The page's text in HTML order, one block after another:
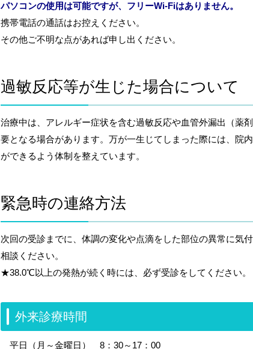
パソコンの使用は可能ですが、フリーWi-Fiはありません。
携帯電話の通話はお控えください。
その他ご不明な点があれば申し出ください。
過敏反応等が生じた場合について
治療中は、アレルギー症状を含む過敏反応や血管外漏出（薬
要となる場合があります。万が一生じてしまった際には、院
ができるよう体制を整えています。
緊急時の連絡方法
次回の受診までに、体調の変化や点滴をした部位の異常に気
相談ください。
★38.0℃以上の発熱が続く時には、必ず受診をしてください。
外来診療時間
平日（月～金曜日） 8：30～17：00